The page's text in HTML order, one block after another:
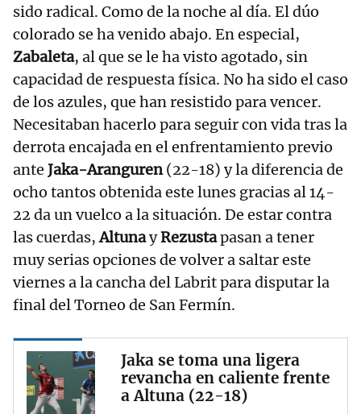
sido radical. Como de la noche al día. El dúo
colorado se ha venido abajo. En especial,
Zabaleta, al que se le ha visto agotado, sin
capacidad de respuesta física. No ha sido el caso
de los azules, que han resistido para vencer.
Necesitaban hacerlo para seguir con vida tras la
derrota encajada en el enfrentamiento previo
ante Jaka-Aranguren(22-18) y la diferencia de
ocho tantos obtenida este lunes gracias al 14-
22 da un vuelco a la situación. De estar contra
las cuerdas,AltunayRezustapasan a tener
muy serias opciones de volver a saltar este
viernes a la cancha del Labrit para disputar la
final del Torneo de San Fermín.
Jaka se toma una ligera
revancha en caliente frente
a Altuna (22-18)